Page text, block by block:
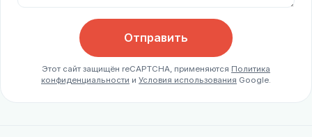
Отправить
Этот сайт защищён reCAPTCHA, применяются Политика
конфиденциальности и Условия использования Google.